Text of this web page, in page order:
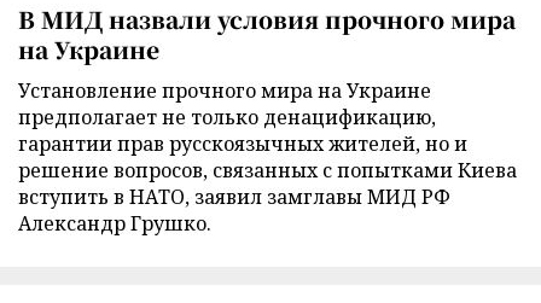
В МИД назвали условия прочного мира
на Украине
Установление прочного мира на Украине
предполагает не только денацификацию,
гарантии прав русскоязычных жителей, но и
решение вопросов, связанных с попытками Киева
вступить в НАТО, заявил замглавы МИД РФ
Александр Грушко.